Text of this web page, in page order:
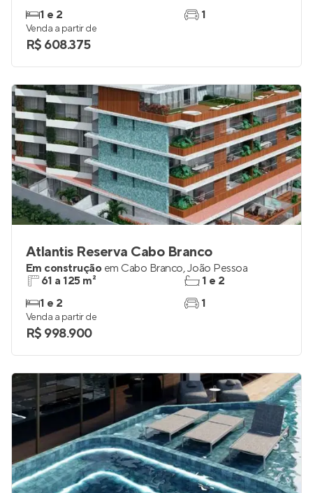
1 e 2
1
Venda a partir de
R$ 608.375
Atlantis Reserva Cabo Branco
Em construção em Cabo Branco,João Pessoa
61 a 125 m²
1 e 2
1 e 2
1
Venda a partir de
R$ 998.900